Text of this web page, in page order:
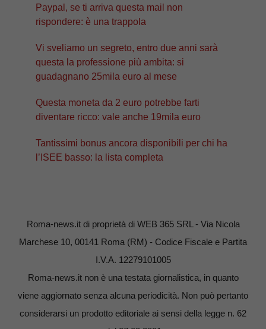
Paypal, se ti arriva questa mail non
rispondere: è una trappola
Vi sveliamo un segreto, entro due anni sarà
questa la professione più ambita: si
guadagnano 25mila euro al mese
Questa moneta da 2 euro potrebbe farti
diventare ricco: vale anche 19mila euro
Tantissimi bonus ancora disponibili per chi ha
l’ISEE basso: la lista completa
Roma-news.it di proprietà di WEB 365 SRL - Via Nicola
Marchese 10, 00141 Roma (RM) - Codice Fiscale e Partita
I.V.A. 12279101005
Roma-news.it non è una testata giornalistica, in quanto
viene aggiornato senza alcuna periodicità. Non può pertanto
considerarsi un prodotto editoriale ai sensi della legge n. 62